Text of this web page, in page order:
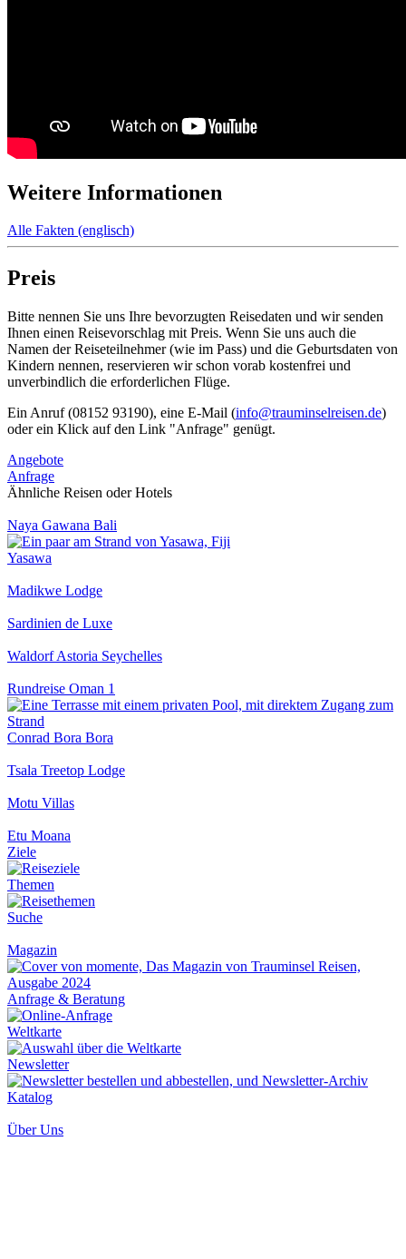
Weitere Informationen
Alle Fakten (englisch)
Preis
Bitte nennen Sie uns Ihre bevorzugten Reisedaten und wir senden
Ihnen einen Reisevorschlag mit Preis. Wenn Sie uns auch die
Namen der Reiseteilnehmer (wie im Pass) und die Geburtsdaten von
Kindern nennen, reservieren wir schon vorab kostenfrei und
unverbindlich die erforderlichen Flüge.
Ein Anruf (08152 93190), eine E-Mail (info@trauminselreisen.de)
oder ein Klick auf den Link "Anfrage" genügt.
Angebote
Anfrage
Ähnliche Reisen oder Hotels
Naya Gawana Bali
Yasawa
Madikwe Lodge
Sardinien de Luxe
Waldorf Astoria Seychelles
Rundreise Oman 1
Conrad Bora Bora
Tsala Treetop Lodge
Motu Villas
Etu Moana
Ziele
Themen
Suche
Magazin
Anfrage & Beratung
Weltkarte
Newsletter
Katalog
Über Uns